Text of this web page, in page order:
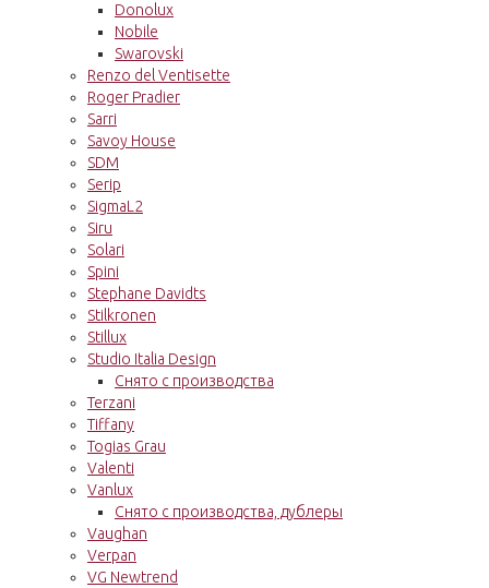
Donolux
Nobile
Swarovski
Renzo del Ventisette
Roger Pradier
Sarri
Savoy House
SDM
Serip
SigmaL2
Siru
Solari
Spini
Stephane Davidts
Stilkronen
Stillux
Studio Italia Design
Снято с производства
Terzani
Tiffany
Togias Grau
Valenti
Vanlux
Снято с производства, дублеры
Vaughan
Verpan
VG Newtrend